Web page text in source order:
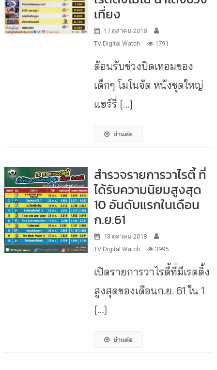
เที่ยง
17 ตุลาคม 2018
TV Digital Watch
1791
ต้อนรับช่วงปิดเทอมของ
เด็กๆ โมโนจัด หนังชุดใหญ่
แฮร์รี่ […]
อ่านต่อ
สำรวจรายการวาไรตี้ ที่
ได้รับความนิยมสูงสุด
10 อันดับแรกในเดือน
ก.ย.61
13 ตุลาคม 2018
TV Digital Watch
3995
เปิดรายการวาไรตี้ที่มีเรตติ้ง
สูงสุดของเดือนก.ย. 61 ใน 1
[…]
อ่านต่อ